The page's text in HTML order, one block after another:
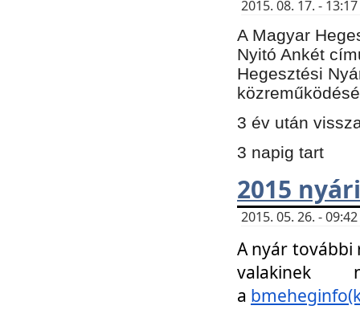
2015. 08. 17. -
A Magyar
Nyitó Ankét
Hegesztési
3 év után
3 napig tart
2015
2015. 05. 26. -
A nyár további
a